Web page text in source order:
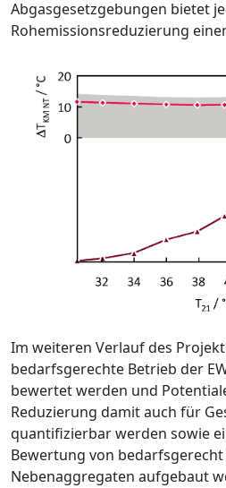
Abgasgesetzgebun­gen bietet
Rohemissionsreduzierung
Im weiteren Verlauf des
bedarfsgerechte Betrieb der
bewertet werden und
Reduzierung damit auch für
quantifizier­bar werden sowie
Bewertung von
Nebenaggregaten aufgebaut